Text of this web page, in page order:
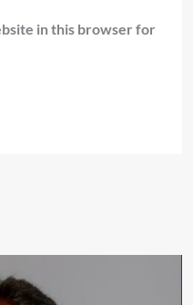
in this browser for